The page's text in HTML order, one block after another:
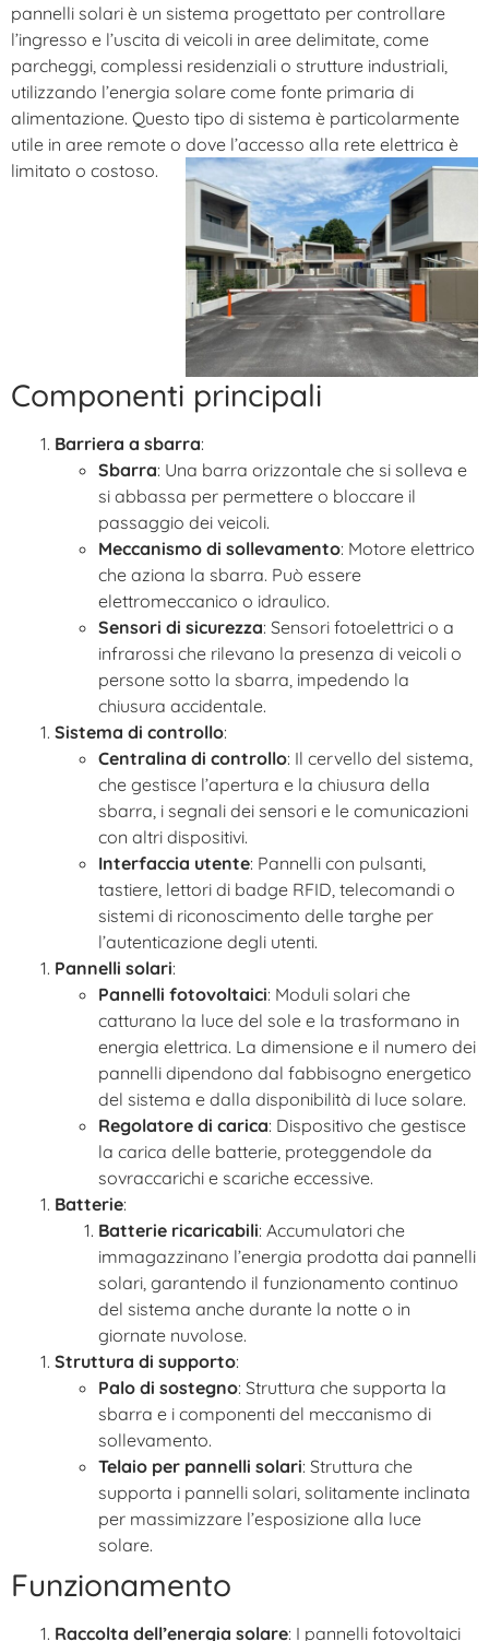
pannelli solari è un sistema progettato per controllare
l’ingresso e l’uscita di veicoli in aree delimitate, come
parcheggi, complessi residenziali o strutture industriali,
utilizzando l’energia solare come fonte primaria di
alimentazione. Questo tipo di sistema è particolarmente
utile in aree remote o dove l’accesso alla rete elettrica è
limitato o costoso.
Componenti principali
Barriera a sbarra:
Sbarra: Una barra orizzontale che si solleva e
si abbassa per permettere o bloccare il
passaggio dei veicoli.
Meccanismo di sollevamento: Motore elettrico
che aziona la sbarra. Può essere
elettromeccanico o idraulico.
Sensori di sicurezza: Sensori fotoelettrici o a
infrarossi che rilevano la presenza di veicoli o
persone sotto la sbarra, impedendo la
chiusura accidentale.
Sistema di controllo:
Centralina di controllo: Il cervello del sistema,
che gestisce l’apertura e la chiusura della
sbarra, i segnali dei sensori e le comunicazioni
con altri dispositivi.
Interfaccia utente: Pannelli con pulsanti,
tastiere, lettori di badge RFID, telecomandi o
sistemi di riconoscimento delle targhe per
l’autenticazione degli utenti.
Pannelli solari:
Pannelli fotovoltaici: Moduli solari che
catturano la luce del sole e la trasformano in
energia elettrica. La dimensione e il numero dei
pannelli dipendono dal fabbisogno energetico
del sistema e dalla disponibilità di luce solare.
Regolatore di carica: Dispositivo che gestisce
la carica delle batterie, proteggendole da
sovraccarichi e scariche eccessive.
Batterie:
Batterie ricaricabili: Accumulatori che
immagazzinano l’energia prodotta dai pannelli
solari, garantendo il funzionamento continuo
del sistema anche durante la notte o in
giornate nuvolose.
Struttura di supporto:
Palo di sostegno: Struttura che supporta la
sbarra e i componenti del meccanismo di
sollevamento.
Telaio per pannelli solari: Struttura che
supporta i pannelli solari, solitamente inclinata
per massimizzare l’esposizione alla luce
solare.
Funzionamento
Raccolta dell’energia solare: I pannelli fotovoltaici